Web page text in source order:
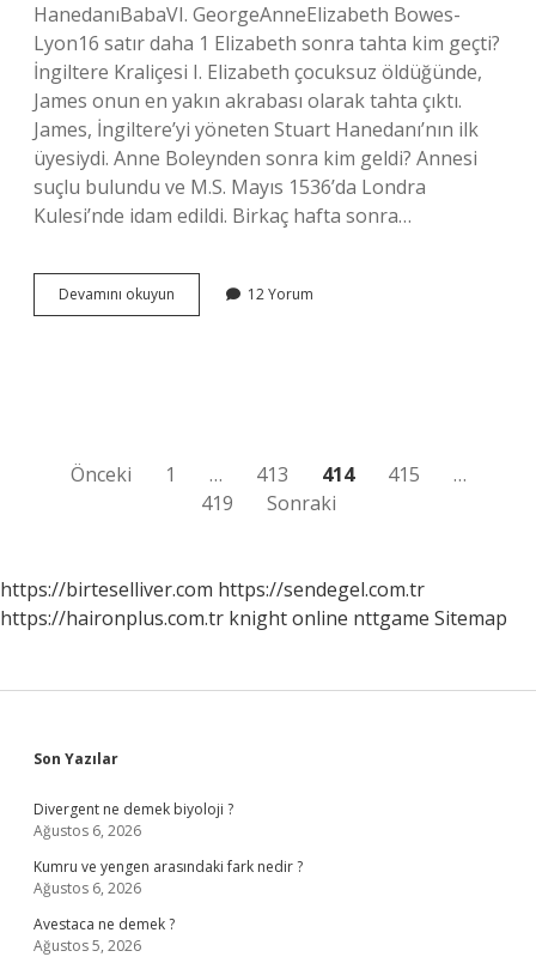
HanedanıBabaVI. GeorgeAnneElizabeth Bowes-
Lyon16 satır daha 1 Elizabeth sonra tahta kim geçti?
İngiltere Kraliçesi I. Elizabeth çocuksuz öldüğünde,
James onun en yakın akrabası olarak tahta çıktı.
James, İngiltere’yi yöneten Stuart Hanedanı’nın ilk
üyesiydi. Anne Boleynden sonra kim geldi? Annesi
suçlu bulundu ve M.S. Mayıs 1536’da Londra
Kulesi’nde idam edildi. Birkaç hafta sonra…
Devamını okuyun
Kızı
12 Yorum
Yazı
sayfalaması
Önceki 1 … 413 414 415
…
419
Sonraki
https://birteselliver.com https://sendegel.com.tr
https://haironplus.com.tr knight online nttgame Sitemap
Sidebar
Son Yazılar
Divergent ne demek biyoloji ?
Ağustos 6, 2026
Kumru ve yengen arasındaki fark nedir ?
Ağustos 6, 2026
Avestaca ne demek ?
Ağustos 5, 2026